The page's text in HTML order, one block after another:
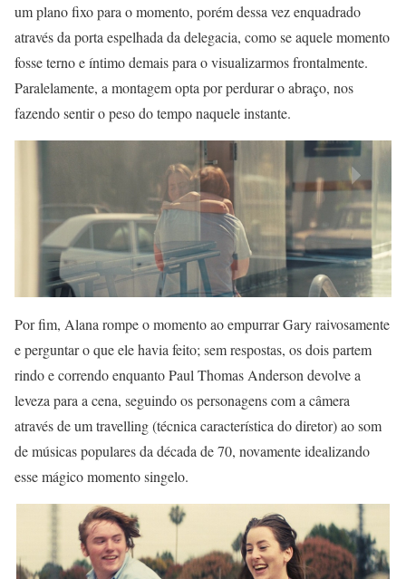
um plano fixo para o momento, porém dessa vez enquadrado
através da porta espelhada da delegacia, como se aquele momento
fosse terno e íntimo demais para o visualizarmos frontalmente.
Paralelamente, a montagem opta por perdurar o abraço, nos
fazendo sentir o peso do tempo naquele instante.
Por fim, Alana rompe o momento ao empurrar Gary raivosamente
e perguntar o que ele havia feito; sem respostas, os dois partem
rindo e correndo enquanto Paul Thomas Anderson devolve a
leveza para a cena, seguindo os personagens com a câmera
através de um travelling (técnica característica do diretor) ao som
de músicas populares da década de 70, novamente idealizando
esse mágico momento singelo.